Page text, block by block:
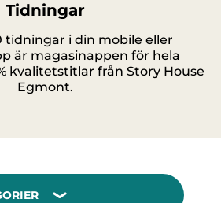
Tidningar
tidningar i din mobile eller
är magasinappen för hela
kvalitetstitlar från Story House
Egmont.